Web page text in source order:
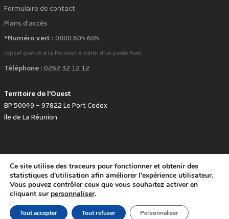
Formulaire de contact
Plans d'accès
*Numéro vert : 0800 605 605
(appel gratuit à la Réunion à partir d'un poste fixe).
Téléphone : 0262 32 12 12
Territoire de l'Ouest
BP 50049 – 97822 Le Port Cedex
Ile de La Réunion
Développé avec favoritepar le Territoire de l'Ouest © www.tco.re -2026.
Politique de protection des données personnelles
Mentions légales
Accessibilité : non conforme
Ce site utilise des traceurs pour fonctionner et obtenir des
statistiques d'utilisation afin améliorer l'expérience utilisateur.
Vous pouvez contrôler ceux que vous souhaitez activer en
cliquant sur personnaliser.
Tout accepter Tout refuser Personnaliser